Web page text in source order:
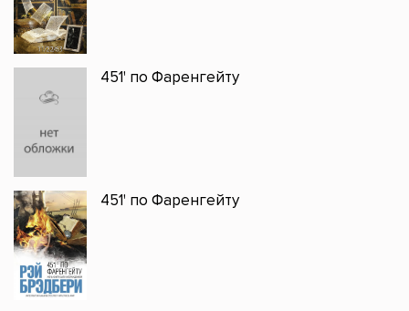
451' по Фаренгейту
451' по Фаренгейту